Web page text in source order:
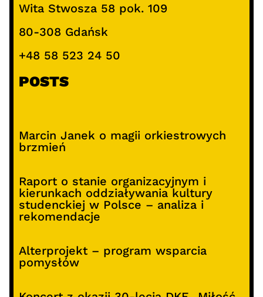
Wita Stwosza 58 pok. 109
80-308 Gdańsk
+48 58 523 24 50
POSTS
Marcin Janek o magii orkiestrowych
brzmień
Raport o stanie organizacyjnym i
kierunkach oddziaływania kultury
studenckiej w Polsce – analiza i
rekomendacje
Alterprojekt – program wsparcia
pomysłów